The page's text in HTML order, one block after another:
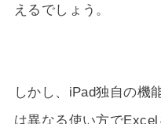
えるでしょう。
しかし、iPad独自の機
は異なる使い方で